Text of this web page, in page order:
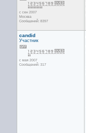
с сен 2007
Москва
Сообщений: 8397
candid
Участник
с мая 2007
Сообщений: 317